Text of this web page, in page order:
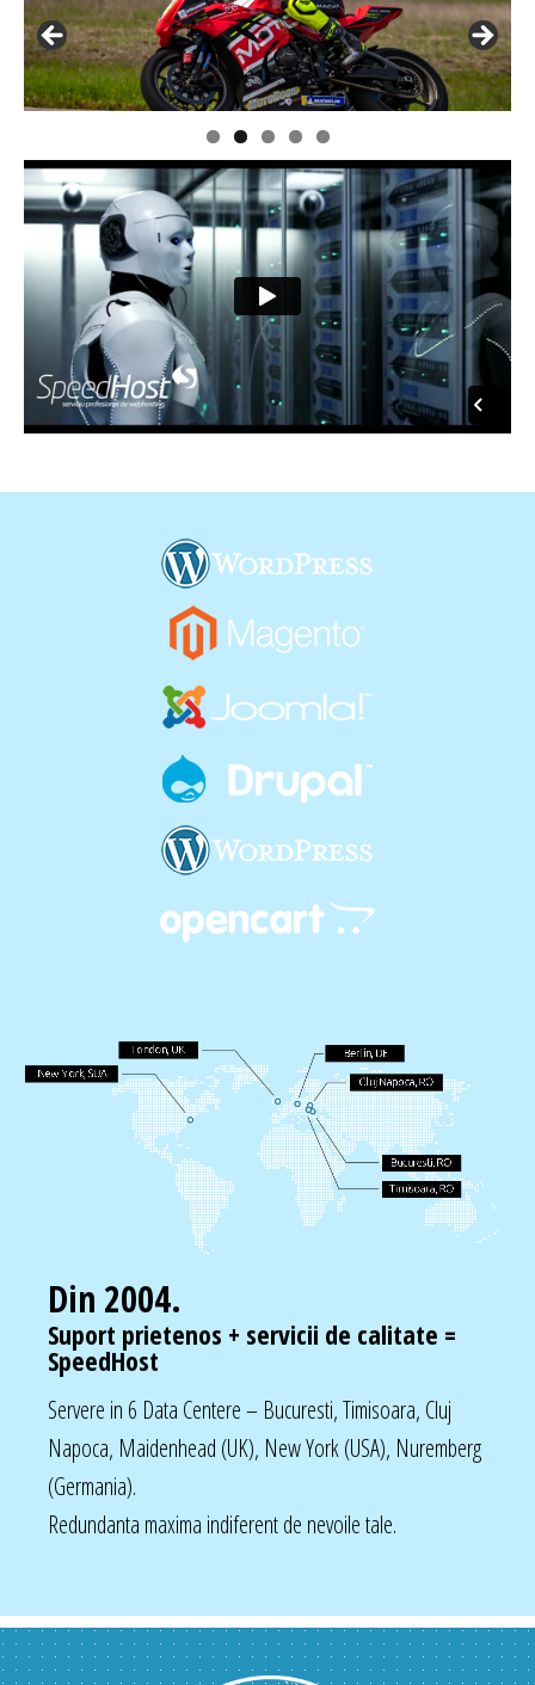
Din 2004.
Suport prietenos + servicii de calitate =
SpeedHost
Servere in 6 Data Centere – Bucuresti, Timisoara, Cluj
Napoca, Maidenhead (UK), New York (USA), Nuremberg
(Germania).
Redundanta maxima indiferent de nevoile tale.